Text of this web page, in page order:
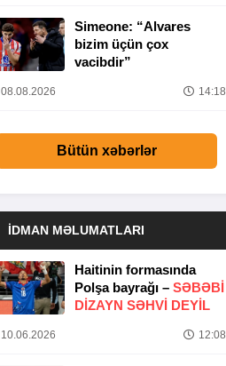
Simeone: “Alvares
bizim üçün çox
vacibdir”
08.08.2026 14:18
Bütün xəbərlər
İDMAN MƏLUMATLARI
Haitinin formasında
Polşa bayrağı – SƏBƏBI
DIZAYN SƏHVI DEYIL
10.06.2026 12:08